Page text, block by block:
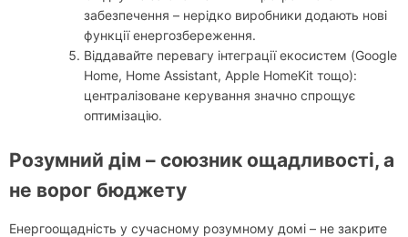
забезпечення – нерідко виробники додають нові
функції енергозбереження.
Віддавайте перевагу інтеграції екосистем (Google
Home, Home Assistant, Apple HomeKit тощо):
централізоване керування значно спрощує
оптимізацію.
Розумний дім – союзник ощадливості, а
не ворог бюджету
Енергоощадність у сучасному розумному домі – не закрите